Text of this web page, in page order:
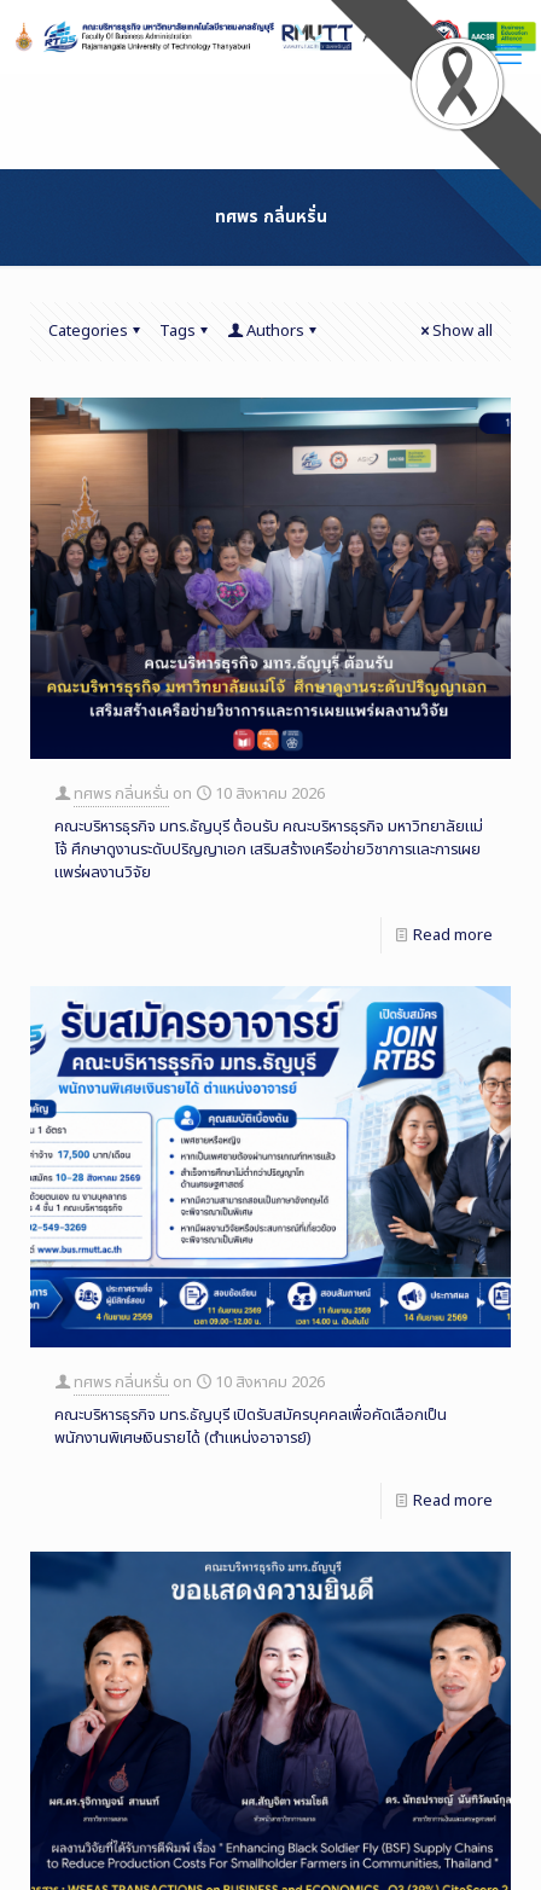
Content
ทศพร กลิ่นหรั่น
Categories Tags Authors Show all
ทศพร กลิ่นหรั่น on
10 สิงหาคม 2026
คณะบริหารธุรกิจ มทร.ธัญบุรี ต้อนรับ คณะบริหารธุรกิจ มหาวิทยาลัยแม่
โจ้ ศึกษาดูงานระดับปริญญาเอก เสริมสร้างเครือข่ายวิชาการและการเผย
แพร่ผลงานวิจัย
Read more
ทศพร กลิ่นหรั่น on
10 สิงหาคม 2026
คณะบริหารธุรกิจ มทร.ธัญบุรี เปิดรับสมัครบุคคลเพื่อคัดเลือกเป็น
พนักงานพิเศษเงินรายได้ (ตำแหน่งอาจารย์)
Read more